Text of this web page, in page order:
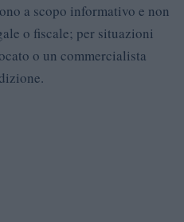
a scopo informativo e non
o fiscale; per situazioni
o un commercialista